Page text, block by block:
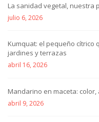
La sanidad vegetal, nuestra
julio 6, 2026
Kumquat: el pequeño cítrico
jardines y terrazas
abril 16, 2026
Mandarino en maceta:
abril 9, 2026